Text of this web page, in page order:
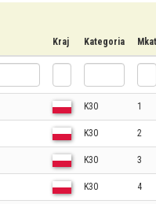
Kraj Kategoria Mkat
K30 1
K30 2
K30 3
K30 4